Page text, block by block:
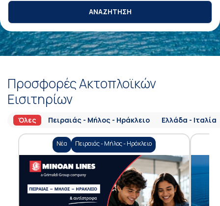
ΑΝΑΖΗΤΗΣΗ
Προσφορές Ακτοπλοϊκών
Εισιτηρίων
Όλες Πειραιάς - Μήλος - Ηράκλειο Ελλάδα - Ιταλία
Νέα Πειραιάς - Μήλος - Ηράκλειο